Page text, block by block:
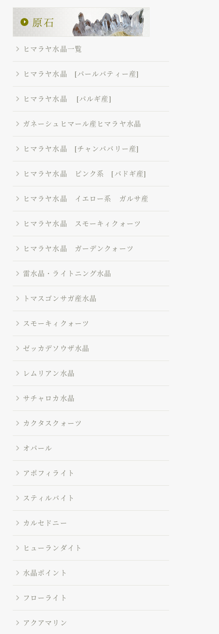
ヒマラヤ水晶一覧
ヒマラヤ水晶 [パールバティー産]
ヒマラヤ水晶 [パルギ産]
ガネーシュヒマール産ヒマラヤ水晶
ヒマラヤ水晶 [チャンババリー産]
ヒマラヤ水晶 ピンク系 [バドギ産]
ヒマラヤ水晶 イエロー系 ガルサ産
ヒマラヤ水晶 スモーキィクォーツ
ヒマラヤ水晶 ガーデンクォーツ
雷水晶・ライトニング水晶
トマスゴンサガ産水晶
スモーキィクォーツ
ゼッカデソウザ水晶
レムリアン水晶
サチャロカ水晶
カクタスクォーツ
オパール
アポフィライト
スティルバイト
カルセドニー
ヒューランダイト
水晶ポイント
フローライト
アクアマリン